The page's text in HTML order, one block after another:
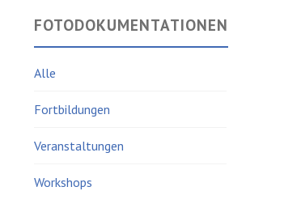
FOTODOKUMENTATIONEN
Alle
Fortbildungen
Veranstaltungen
Workshops